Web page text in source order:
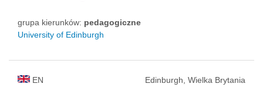
grupa kierunków: pedagogiczne
University of Edinburgh
EN Edinburgh, Wielka Brytania